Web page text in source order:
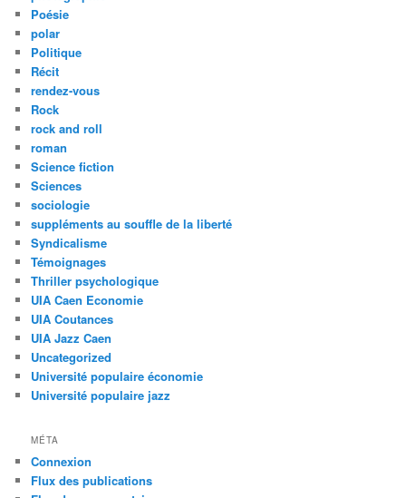
Poésie
polar
Politique
Récit
rendez-vous
Rock
rock and roll
roman
Science fiction
Sciences
sociologie
suppléments au souffle de la liberté
Syndicalisme
Témoignages
Thriller psychologique
UIA Caen Economie
UIA Coutances
UIA Jazz Caen
Uncategorized
Université populaire économie
Université populaire jazz
MÉTA
Connexion
Flux des publications